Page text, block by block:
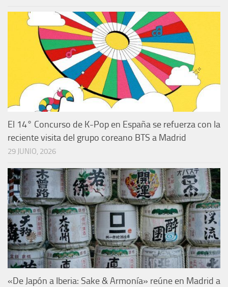
El 14° Concurso de K-Pop en España se refuerza con la
reciente visita del grupo coreano BTS a Madrid
29 JUNIO, 2026
«De Japón a Iberia: Sake & Armonía» reúne en Madrid a